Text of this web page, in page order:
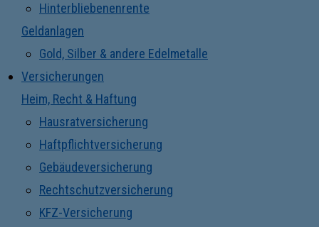
Hinterbliebenenrente
Geldanlagen
Gold, Silber & andere Edelmetalle
Versicherungen
Heim, Recht & Haftung
Hausratversicherung
Haftpflichtversicherung
Gebäudeversicherung
Rechtschutzversicherung
KFZ-Versicherung